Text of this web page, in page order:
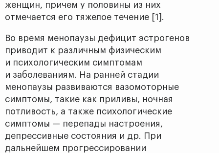
женщин, причем у половины из них
отмечается его тяжелое течение [1].
Во время менопаузы дефицит эстрогенов
приводит к различным физическим
и психологическим симптомам
и заболеваниям. На ранней стадии
менопаузы развиваются вазомоторные
симптомы, такие как приливы, ночная
потливость, а также психологические
симптомы — перепады настроения,
депрессивные состояния и др. При
дальнейшем прогрессировании